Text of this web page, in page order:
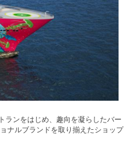
ランをはじめ、趣向を凝らしたバー
ナルブランドを取り揃えたショップ